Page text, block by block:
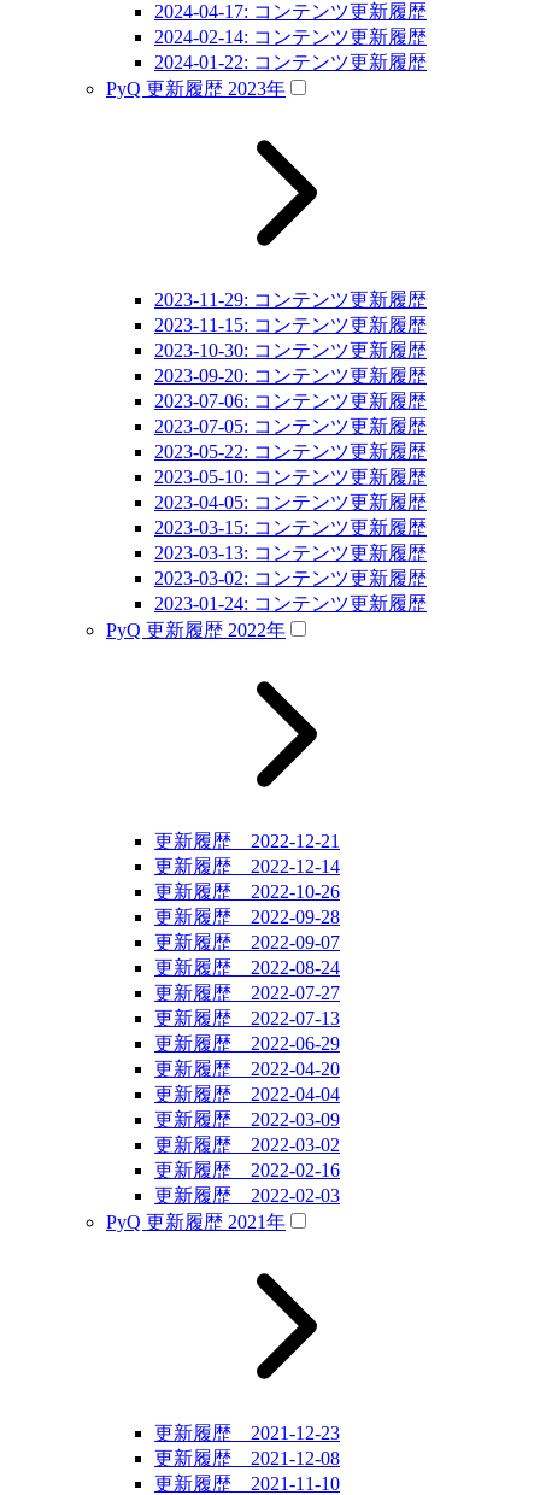
2024-04-17: コンテンツ更新履歴
2024-02-14: コンテンツ更新履歴
2024-01-22: コンテンツ更新履歴
PyQ 更新履歴 2023年
2023-11-29: コンテンツ更新履歴
2023-11-15: コンテンツ更新履歴
2023-10-30: コンテンツ更新履歴
2023-09-20: コンテンツ更新履歴
2023-07-06: コンテンツ更新履歴
2023-07-05: コンテンツ更新履歴
2023-05-22: コンテンツ更新履歴
2023-05-10: コンテンツ更新履歴
2023-04-05: コンテンツ更新履歴
2023-03-15: コンテンツ更新履歴
2023-03-13: コンテンツ更新履歴
2023-03-02: コンテンツ更新履歴
2023-01-24: コンテンツ更新履歴
PyQ 更新履歴 2022年
更新履歴 2022-12-21
更新履歴 2022-12-14
更新履歴 2022-10-26
更新履歴 2022-09-28
更新履歴 2022-09-07
更新履歴 2022-08-24
更新履歴 2022-07-27
更新履歴 2022-07-13
更新履歴 2022-06-29
更新履歴 2022-04-20
更新履歴 2022-04-04
更新履歴 2022-03-09
更新履歴 2022-03-02
更新履歴 2022-02-16
更新履歴 2022-02-03
PyQ 更新履歴 2021年
更新履歴 2021-12-23
更新履歴 2021-12-08
更新履歴 2021-11-10